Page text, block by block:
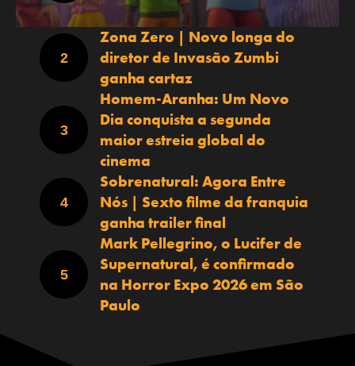
Zona Zero | Novo longa do
diretor de Invasão Zumbi
ganha cartaz
Homem-Aranha: Um Novo
Dia conquista a segunda
maior estreia global do
cinema
Sobrenatural: Agora Entre
Nós | Sexto filme da franquia
ganha trailer final
Mark Pellegrino, o Lucifer de
Supernatural, é confirmado
na Horror Expo 2026 em São
Paulo